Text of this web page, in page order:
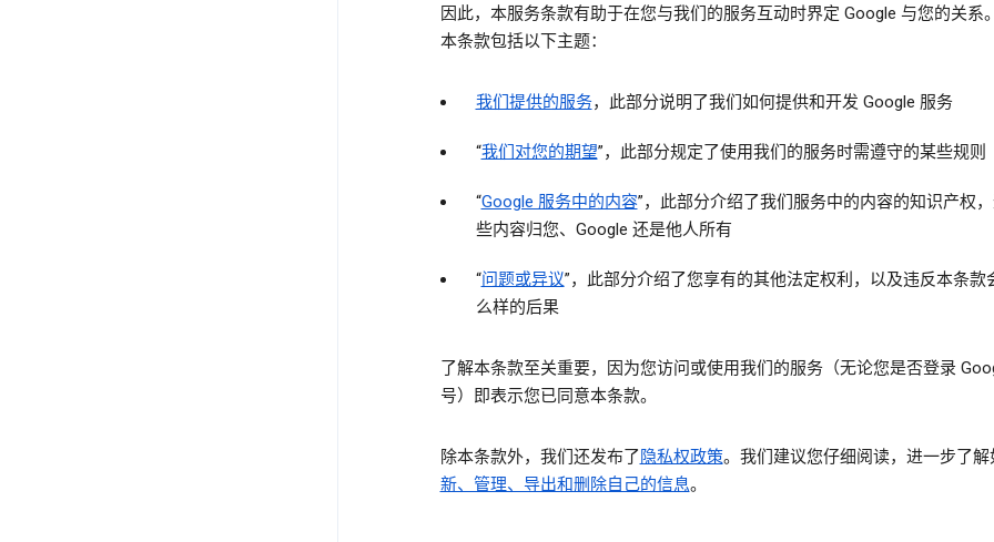
因此，本服务条款有助于在您与我们的服务互动时界定 Google 与您的关系
本条款包括以下主题：
我们提供的服务，此部分说明了我们如何提供和开发 Google 服务
“我们对您的期望”，此部分规定了使用我们的服务时需遵守的某些规则
“Google 服务中的内容”，此部分介绍了我们服务中的内容的知识产权
些内容归您、Google 还是他人所有
“问题或异议”，此部分介绍了您享有的其他法定权利，以及违反本条款
么样的后果
了解本条款至关重要，因为您访问或使用我们的服务（无论您是否登录
号）即表示您已同意本条款。
除本条款外，我们还发布了 隐私权政策。我们建议您仔细阅读，进一步了解
新、管理、导出和删除自己的信息。